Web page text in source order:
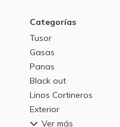
Categorías
Tusor
Gasas
Panas
Black out
Linos Cortineros
Exterior
Ver más